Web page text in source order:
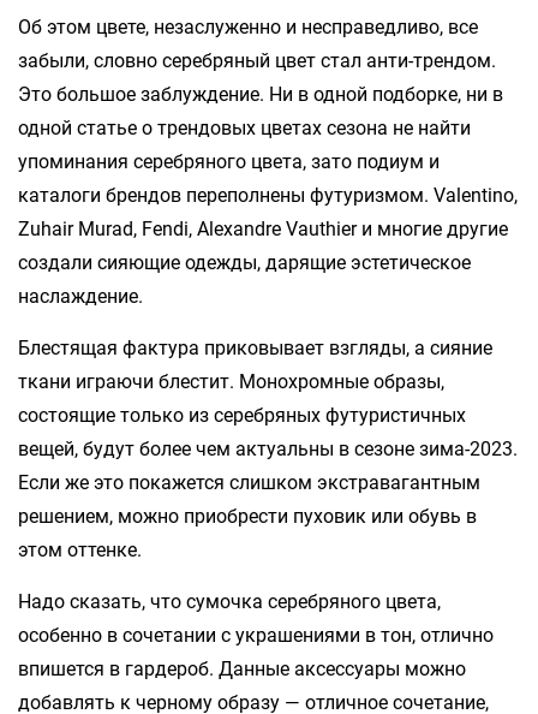
Об этом цвете, незаслуженно и несправедливо, все
забыли, словно серебряный цвет стал анти-трендом.
Это большое заблуждение. Ни в одной подборке, ни в
одной статье о трендовых цветах сезона не найти
упоминания серебряного цвета, зато подиум и
каталоги брендов переполнены футуризмом. Valentino,
Zuhair Murad, Fendi, Alexandre Vauthier и многие другие
создали сияющие одежды, дарящие эстетическое
наслаждение.
Блестящая фактура приковывает взгляды, а сияние
ткани играючи блестит. Монохромные образы,
состоящие только из серебряных футуристичных
вещей, будут более чем актуальны в сезоне зима-2023.
Если же это покажется слишком экстравагантным
решением, можно приобрести пуховик или обувь в
этом оттенке.
Надо сказать, что сумочка серебряного цвета,
особенно в сочетании с украшениями в тон, отлично
впишется в гардероб. Данные аксессуары можно
добавлять к черному образу — отличное сочетание,